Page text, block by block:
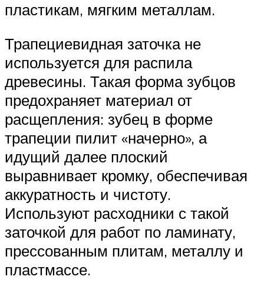
пластикам, мягким металлам.
Трапециевидная заточка не
используется для распила
древесины. Такая форма зубцов
предохраняет материал от
расщепления: зубец в форме
трапеции пилит «начерно», а
идущий далее плоский
выравнивает кромку, обеспечивая
аккуратность и чистоту.
Используют расходники с такой
заточкой для работ по ламинату,
прессованным плитам, металлу и
пластмассе.